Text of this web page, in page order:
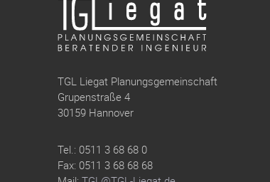
TGL Liegat Planungsgemeinschaft
Grupenstraße 4
30159 Hannover
Tel.: 0511 3 68 68 0
Fax: 0511 3 68 68 68